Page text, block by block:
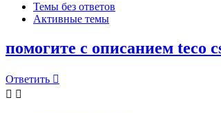
Темы без ответов
Активные темы
помогите с описанием teco
Ответить